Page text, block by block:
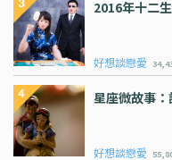
2016年十二
好想談戀愛
星座微故事：
好想談戀愛